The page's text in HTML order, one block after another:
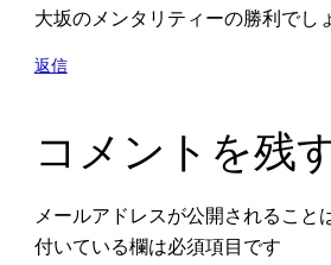
大坂のメンタリティーの勝利でし
返信
コメントを残
メールアドレスが公開されること
付いている欄は必須項目です